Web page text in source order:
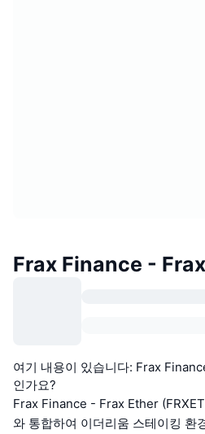
Frax Finance -
여기 내용이 있습니다: Frax
인가요?
Frax Finance - Frax Ether
와 통합하여 이더리움 스테이킹 환